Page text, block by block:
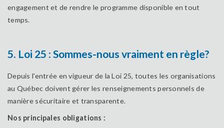
engagement et de rendre le programme disponible en tout
temps.
5. Loi 25 : Sommes-nous vraiment en règle?
Depuis l’entrée en vigueur de la Loi 25, toutes les organisations
au Québec doivent gérer les renseignements personnels de
manière sécuritaire et transparente.
Nos principales obligations :